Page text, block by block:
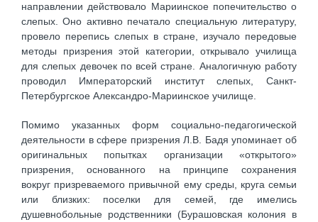
направлении действовало Мариинское попечительство о
слепых. Оно активно печатало специальную литературу,
провело перепись слепых в стране, изучало передовые
методы призрения этой категории, открывало училища
для слепых девочек по всей стране. Аналогичную работу
проводил Императорский институт слепых, Санкт-
Петербургское Александро-Мариинское училище.
Помимо указанных форм социально-педагогической
деятельности в сфере призрения Л.В. Бадя упоминает об
оригинальных попытках организации «открытого»
призрения, основанного на принципе сохранения
вокруг призреваемого привычной ему среды, круга семьи
или близких: поселки для семей, где имелись
душевнобольные родственники (Бурашовская колония в